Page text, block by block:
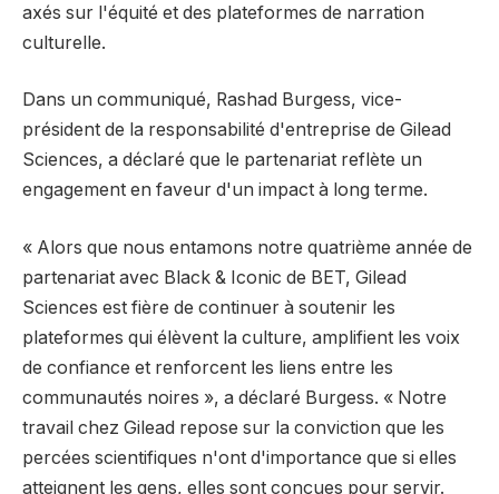
axés sur l'équité et des plateformes de narration
culturelle.
Dans un communiqué, Rashad Burgess, vice-
président de la responsabilité d'entreprise de Gilead
Sciences, a déclaré que le partenariat reflète un
engagement en faveur d'un impact à long terme.
« Alors que nous entamons notre quatrième année de
partenariat avec Black & Iconic de BET, Gilead
Sciences est fière de continuer à soutenir les
plateformes qui élèvent la culture, amplifient les voix
de confiance et renforcent les liens entre les
communautés noires », a déclaré Burgess. « Notre
travail chez Gilead repose sur la conviction que les
percées scientifiques n'ont d'importance que si elles
atteignent les gens, elles sont conçues pour servir.